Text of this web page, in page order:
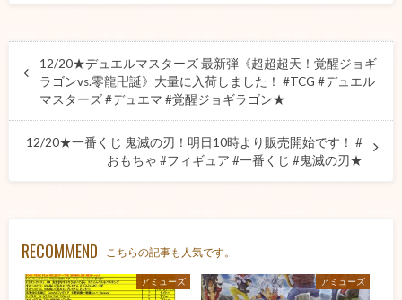
12/20★デュエルマスターズ 最新弾《超超超天！覚醒ジョギ
ラゴンvs.零龍卍誕》大量に入荷しました！ #TCG #デュエル
マスターズ #デュエマ #覚醒ジョギラゴン★
12/20★一番くじ 鬼滅の刃！明日10時より販売開始です！ #
おもちゃ #フィギュア #一番くじ #鬼滅の刃★
RECOMMEND こちらの記事も人気です。
アミューズ アミューズ